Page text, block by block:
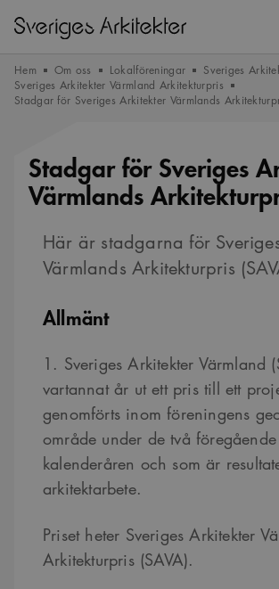
Hem Om oss Lokalföreningar
Sveriges
Sveriges Arkitekter Värmland Arkitekturpris
Stadgar för Sveriges Arkitekter Värmlands
Stadgar för Sveriges
Värmlands
Här är stadgarna för
Värmlands Arkitekturpris
Allmänt
1. Sveriges Arkitekter Värmland
vartannat år ut ett pris till ett
genomförts inom föreningens
område under de två föregående
kalenderåren och som är
arkitektarbete.
Priset heter Sveriges Arkitekter
Arkitekturpris (SAVA).